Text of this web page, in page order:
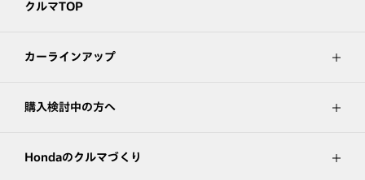
クルマTOP
カーラインアップ
購入検討中の方へ
Hondaのクルマづくり